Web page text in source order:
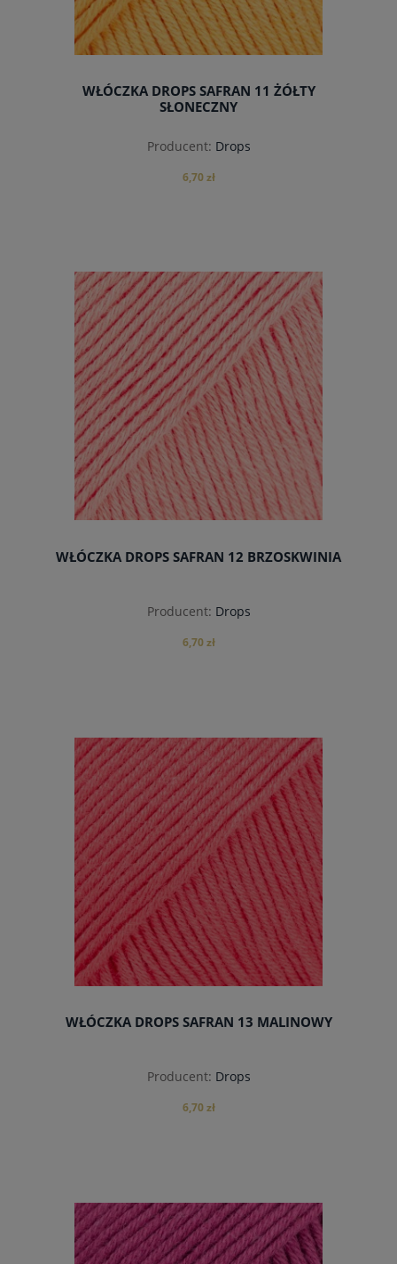
WŁÓCZKA DROPS SAFRAN 11 ŻÓŁTY
SŁONECZNY
Producent: Drops
6,70 zł
do koszyka
WŁÓCZKA DROPS SAFRAN 12 BRZOSKWINIA
Producent: Drops
6,70 zł
do koszyka
WŁÓCZKA DROPS SAFRAN 13 MALINOWY
Producent: Drops
6,70 zł
do koszyka